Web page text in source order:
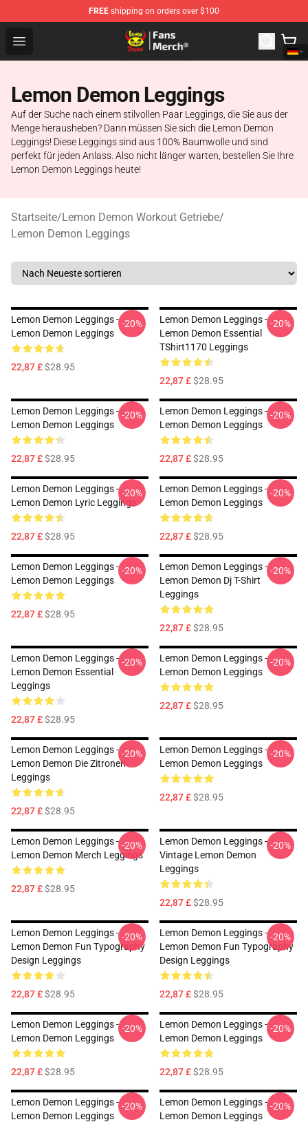
FREE shipping on orders over $100
Open menu
Lemon Demon Store - Official Lemon Demon
Lemon Demon Leggings
Auf der Suche nach einem stilvollen Paar Leggings, die Sie aus der
Menge herausheben? Dann müssen Sie sich die Lemon Demon
Leggings! Diese Leggings sind aus 100% Baumwolle und sind
perfekt für jeden Anlass. Also nicht länger warten, bestellen Sie Ihre
Lemon Demon Leggings heute!
Startseite/Lemon Demon Workout Getriebe/
Lemon Demon Leggings
Lemon Demon Leggings -
Lemon Demon Leggings
22,87 £$28.95
-20%
Lemon Demon Leggings -
Lemon Demon Essential
TShirt1170 Leggings
22,87 £$28.95
-20%
Lemon Demon Leggings -
Lemon Demon Leggings
22,87 £$28.95
-20%
Lemon Demon Leggings -
Lemon Demon Leggings
22,87 £$28.95
-20%
Lemon Demon Leggings -
Lemon Demon Lyric Leggings
22,87 £$28.95
-20%
Lemon Demon Leggings -
Lemon Demon Leggings
22,87 £$28.95
-20%
Lemon Demon Leggings -
Lemon Demon Leggings
22,87 £$28.95
-20%
Lemon Demon Leggings -
Lemon Demon Dj T-Shirt
Leggings
22,87 £$28.95
-20%
Lemon Demon Leggings -
Lemon Demon Essential
Leggings
22,87 £$28.95
-20%
Lemon Demon Leggings -
Lemon Demon Leggings
22,87 £$28.95
-20%
Lemon Demon Leggings -
Lemon Demon Die Zitronen
Leggings
22,87 £$28.95
-20%
Lemon Demon Leggings -
Lemon Demon Leggings
22,87 £$28.95
-20%
Lemon Demon Leggings -
Lemon Demon Merch Leggings
22,87 £$28.95
-20%
Lemon Demon Leggings -
Vintage Lemon Demon
Leggings
22,87 £$28.95
-20%
Lemon Demon Leggings -
Lemon Demon Fun Typography
Design Leggings
22,87 £$28.95
-20%
Lemon Demon Leggings -
Lemon Demon Fun Typography
Design Leggings
22,87 £$28.95
-20%
Lemon Demon Leggings -
Lemon Demon Leggings
22,87 £$28.95
-20%
Lemon Demon Leggings -
Lemon Demon Leggings
22,87 £$28.95
-20%
Lemon Demon Leggings -
Lemon Demon Leggings
-20%
Lemon Demon Leggings -
Lemon Demon Leggings
-20%